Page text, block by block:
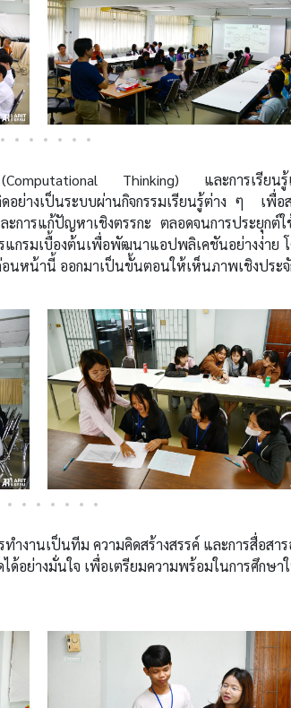
Thinking) และการเรียนรู้เ
ย่างเป็นระบบผ่านกิจกรรมเรียนรู้ต่าง ๆ เพื่อส
ารแก้ปัญหาเชิงตรรกะ ตลอดจนการประยุกต์ใ
แกรมเบื้องต้นเพื่อพัฒนาแอปพลิเคชันอย่างง่าย โ
อนหน้านี้ ออกมาเป็นขั้นตอนให้เห็นภาพเชิงประ
งานเป็นทีม ความคิดสร้างสรรค์ และการสื่อสาร
อย่างมั่นใจ เพื่อเตรียมความพร้อมในการศึกษา